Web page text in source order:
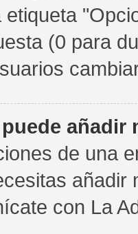
(0 para
añadir
de una
añadir
con La